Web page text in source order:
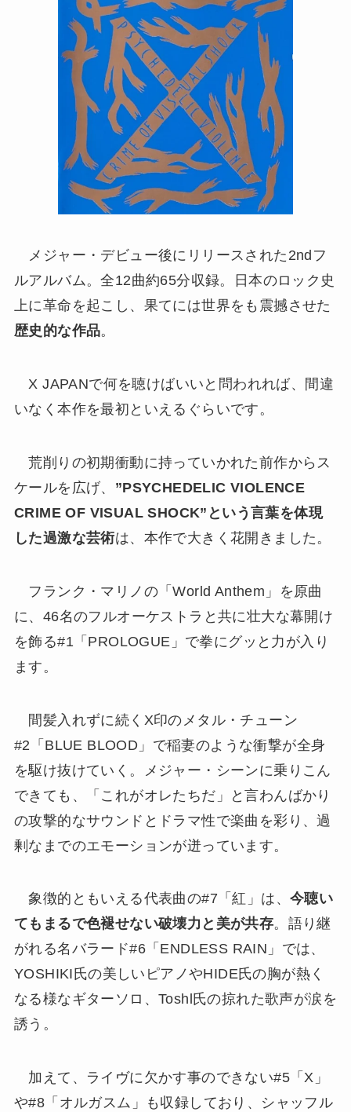
メジャー・デビュー後にリリースされた2ndフ
ルアルバム。全12曲約65分収録。日本のロック史
上に革命を起こし、果てには世界をも震撼させた
歴史的な作品。
X JAPANで何を聴けばいいと問われれば、間違
いなく本作を最初といえるぐらいです。
荒削りの初期衝動に持っていかれた前作からス
ケールを広げ、 ”PSYCHEDELIC VIOLENCE
CRIME OF VISUAL SHOCK”という言葉を体現
した過激な芸術は、本作で大きく花開きました。
フランク・マリノの「World Anthem」を原曲
に、46名のフルオーケストラと共に壮大な幕開け
を飾る#1「PROLOGUE」で拳にグッと力が入り
ます。
間髪入れずに続くX印のメタル・チューン
#2「BLUE BLOOD」で稲妻のような衝撃が全身
を駆け抜けていく。メジャー・シーンに乗りこん
できても、「これがオレたちだ」と言わんばかり
の攻撃的なサウンドとドラマ性で楽曲を彩り、過
剰なまでのエモーションが迸っています。
象徴的ともいえる代表曲の#7「紅」は、 今聴い
てもまるで色褪せない破壊力と美が共存。語り継
がれる名バラード#6「ENDLESS RAIN」では、
YOSHIKI氏の美しいピアノやHIDE氏の胸が熱く
なる様なギターソロ、Toshl氏の掠れた歌声が涙を
誘う。
加えて、ライヴに欠かす事のできない#5「X」
や#8「オルガスム」も収録しており、シャッフル